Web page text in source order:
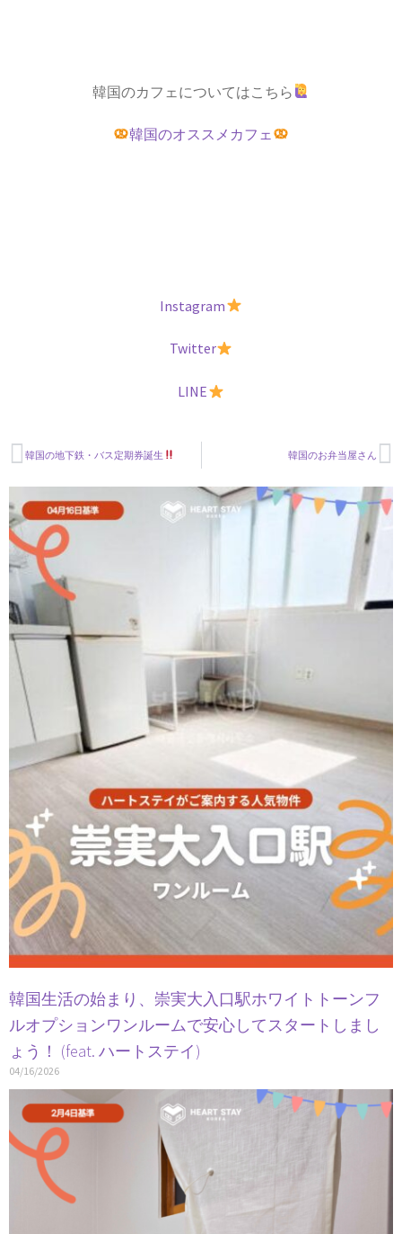
韓国のカフェについてはこちら
韓国のオススメカフェ
Instagram
Twitter
LINE
韓国の地下鉄・バス定期券誕生 韓国のお弁当屋さん
韓国生活の始まり、崇実大入口駅ホワイトトーンフ
ルオプションワンルームで安心してスタートしまし
ょう！ (feat. ハートステイ)
04/16/2026